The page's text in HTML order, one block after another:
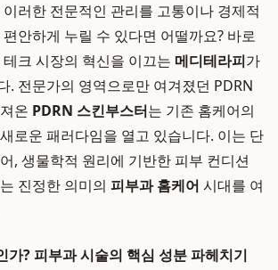
러한 전문적인 관리를 고통이나 경제적
안하게 누릴 수 있다면 어떨까요? 바로
크 시장의 혁신을 이끄는 메디테라피가
. 전문가의 영역으로만 여겨졌던 PDRN
온 PDRN 스킨부스터는 기존 홈케어의
로운 패러다임을 열고 있습니다. 이는 단
, 생물학적 원리에 기반한 피부 컨디션
진정한 의미의 피부과 홈케어 시대를 여
가? 피부과 시술의 핵심 성분 파헤치기